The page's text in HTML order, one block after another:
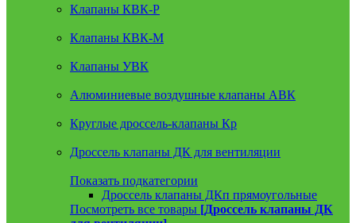
Клапаны КВК-Р
Клапаны КВК-М
Клапаны УВК
Алюминиевые воздушные клапаны АВК
Круглые дроссель-клапаны Кр
Дроссель клапаны ДК для вентиляции
Показать подкатегории
Дроссель клапаны ДКп прямоугольные
Посмотреть все товары [Дроссель клапаны ДК